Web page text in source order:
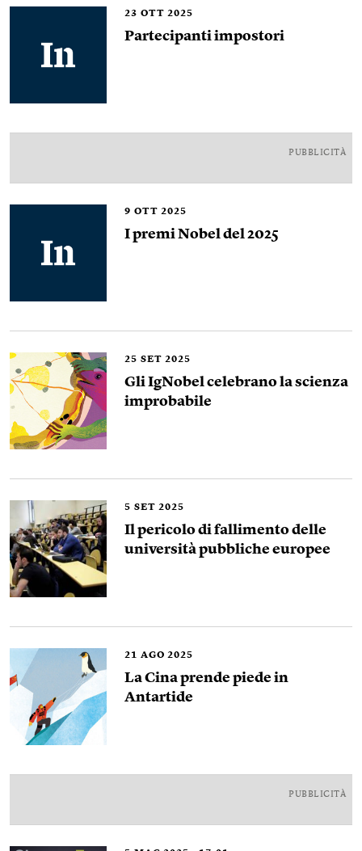
23 OTT 2025
Partecipanti impostori
PUBBLICITÀ
9 OTT 2025
I premi Nobel del 2025
25 SET 2025
Gli IgNobel celebrano la scienza
improbabile
5 SET 2025
Il pericolo di fallimento delle
università pubbliche europee
21 AGO 2025
La Cina prende piede in
Antartide
PUBBLICITÀ